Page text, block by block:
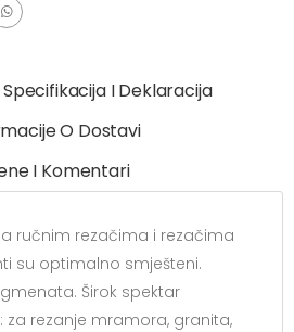
Specifikacija I Deklaracija
O Dostavi
I Komentari
ručnim rezačima i rezačima
su optimalno smješteni.
Širok spektar
za rezanje mramora, granita,